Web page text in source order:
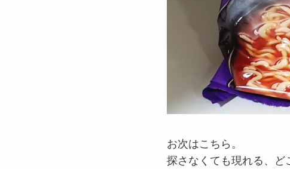
お次はこちら。
探さなくても現れる、